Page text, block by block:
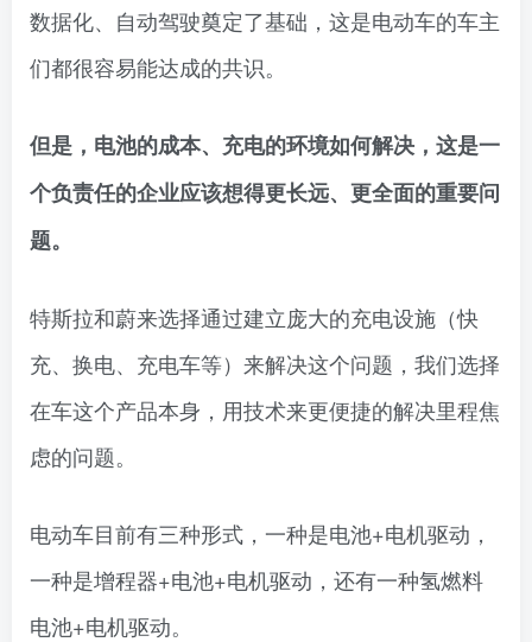
数据化、自动驾驶奠定了基础，这是电动车的车主
们都很容易能达成的共识。
但是，电池的成本、充电的环境如何解决，这是一
个负责任的企业应该想得更长远、更全面的重要问
题。
特斯拉和蔚来选择通过建立庞大的充电设施（快
充、换电、充电车等）来解决这个问题，我们选择
在车这个产品本身，用技术来更便捷的解决里程焦
虑的问题。
电动车目前有三种形式，一种是电池+电机驱动，
一种是增程器+电池+电机驱动，还有一种氢燃料
电池+电机驱动。